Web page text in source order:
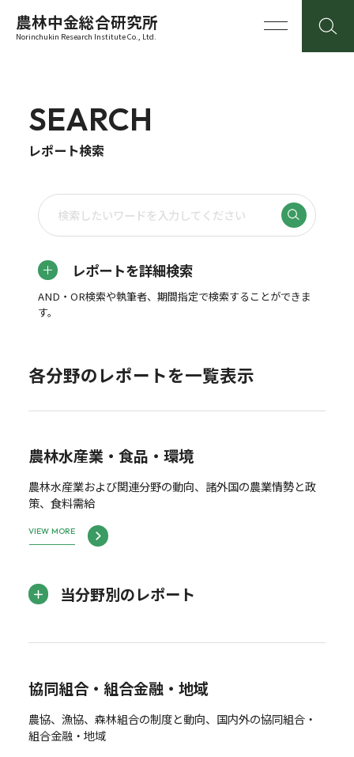
農林中金総合研究所
Norinchukin Research Institute Co., Ltd.
SEARCH
レポート検索
レポートを詳細検索
AND・OR検索や執筆者、期間指定で検索することができま
す。
各分野のレポートを一覧表示
農林水産業・食品・環境
農林水産業および関連分野の動向、諸外国の農業情勢と政
策、食料需給
VIEW MORE
当分野別のレポート
協同組合・組合金融・地域
農協、漁協、森林組合の制度と動向、国内外の協同組合・
組合金融・地域